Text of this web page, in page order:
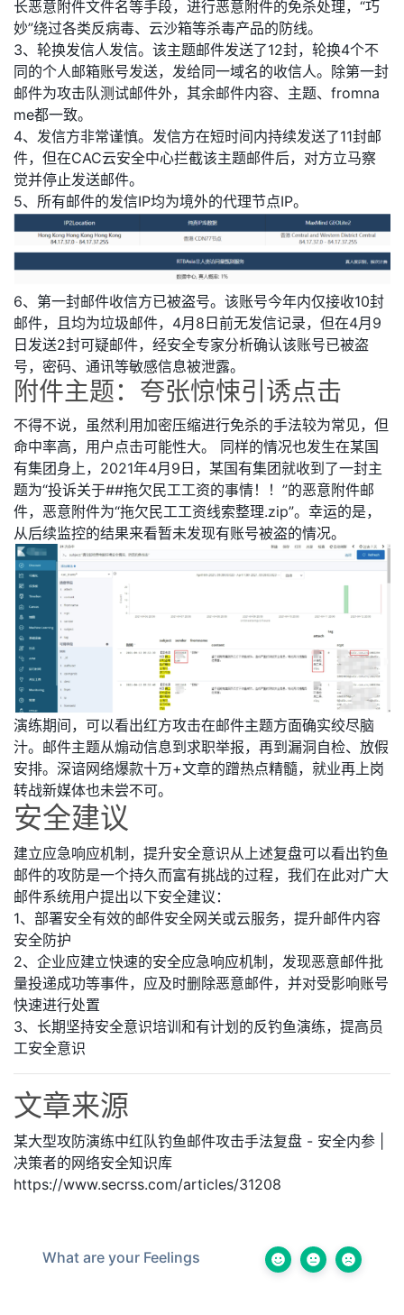
长恶意附件文件名等手段，进行恶意附件的免杀处理，“巧
妙”绕过各类反病毒、云沙箱等杀毒产品的防线。
3、轮换发信人发信。该主题邮件发送了12封，轮换4个不
同的个人邮箱账号发送，发给同一域名的收信人。除第一封
邮件为攻击队测试邮件外，其余邮件内容、主题、fromna
me都一致。
4、发信方非常谨慎。发信方在短时间内持续发送了11封邮
件，但在CAC云安全中心拦截该主题邮件后，对方立马察
觉并停止发送邮件。
5、所有邮件的发信IP均为境外的代理节点IP。
6、第一封邮件收信方已被盗号。该账号今年内仅接收10封
邮件，且均为垃圾邮件，4月8日前无发信记录，但在4月9
日发送2封可疑邮件，经安全专家分析确认该账号已被盗
号，密码、通讯等敏感信息被泄露。
附件主题：夸张惊悚引诱点击
不得不说，虽然利用加密压缩进行免杀的手法较为常见，但
命中率高，用户点击可能性大。 同样的情况也发生在某国
有集团身上，2021年4月9日，某国有集团就收到了一封主
题为“投诉关于##拖欠民工工资的事情！！”的恶意附件邮
件，恶意附件为“拖欠民工工资线索整理.zip”。幸运的是，
从后续监控的结果来看暂未发现有账号被盗的情况。
演练期间，可以看出红方攻击在邮件主题方面确实绞尽脑
汁。邮件主题从煽动信息到求职举报，再到漏洞自检、放假
安排。深谙网络爆款十万+文章的蹭热点精髓，就业再上岗
转战新媒体也未尝不可。
安全建议
建立应急响应机制，提升安全意识从上述复盘可以看出钓鱼
邮件的攻防是一个持久而富有挑战的过程，我们在此对广大
邮件系统用户提出以下安全建议：
1、部署安全有效的邮件安全网关或云服务，提升邮件内容
安全防护
2、企业应建立快速的安全应急响应机制，发现恶意邮件批
量投递成功等事件，应及时删除恶意邮件，并对受影响账号
快速进行处置
3、长期坚持安全意识培训和有计划的反钓鱼演练，提高员
工安全意识
文章来源
某大型攻防演练中红队钓鱼邮件攻击手法复盘 - 安全内参 |
决策者的网络安全知识库
https://www.secrss.com/articles/31208
What are your Feelings